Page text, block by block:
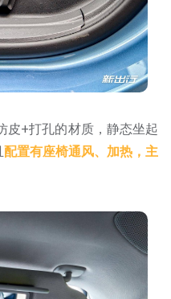
皮+打孔的材质，静态坐起
配置有座椅通风、加热，主